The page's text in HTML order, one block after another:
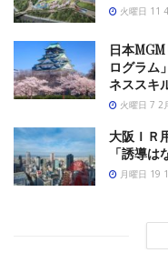
火曜日 11
日本
ログラ
ネススキ
火曜日 7 2
大阪ＩＲ
「誘導は
月曜日 19